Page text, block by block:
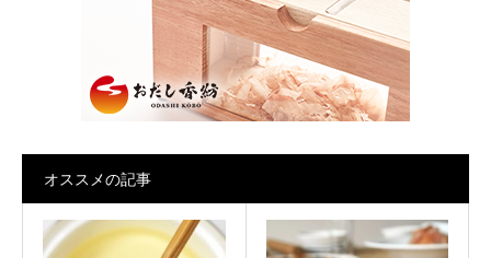
オススメの記事